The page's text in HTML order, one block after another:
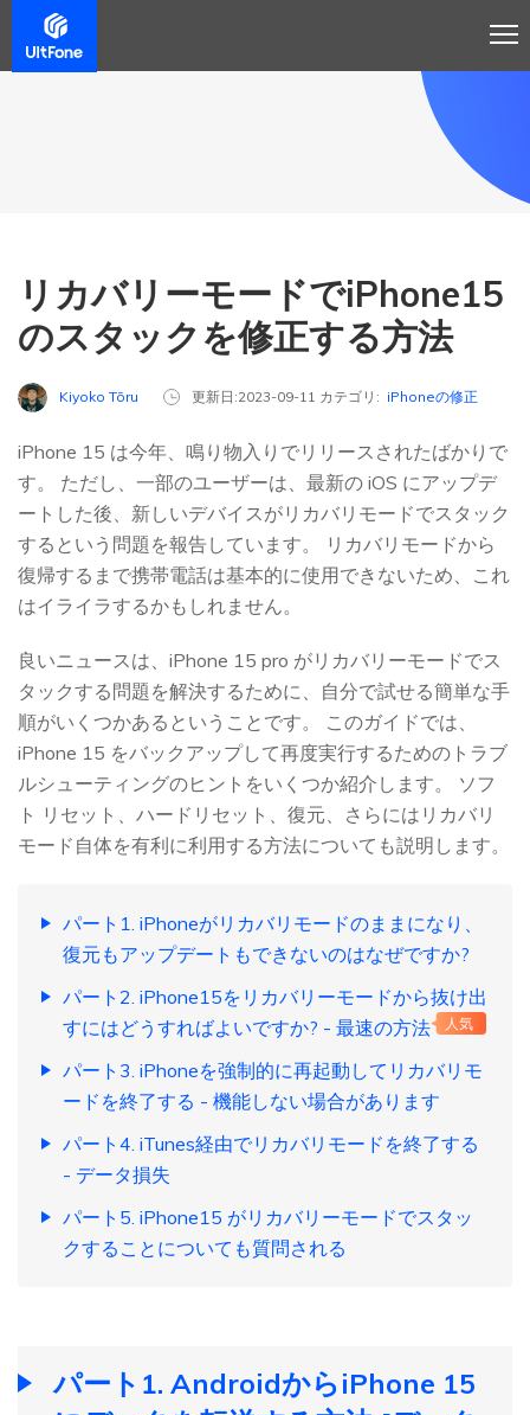
リカバリーモードでiPhone15
のスタックを修正する方法
Kiyoko Tōru 更新日:2023-09-11 カテゴリ: iPhoneの修正
iPhone 15 は今年、鳴り物入りでリリースされたばかりで
す。 ただし、一部のユーザーは、最新の iOS にアップデ
ートした後、新しいデバイスがリカバリモードでスタック
するという問題を報告しています。 リカバリモードから
復帰するまで携帯電話は基本的に使用できないため、これ
はイライラするかもしれません。
良いニュースは、iPhone 15 pro がリカバリーモードでス
タックする問題を解決するために、自分で試せる簡単な手
順がいくつかあるということです。 このガイドでは、
iPhone 15 をバックアップして再度実行するためのトラブ
ルシューティングのヒントをいくつか紹介します。 ソフ
ト リセット、ハードリセット、復元、さらにはリカバリ
モード自体を有利に利用する方法についても説明します。
パート1. iPhoneがリカバリモードのままになり、
復元もアップデートもできないのはなぜですか?
パート2. iPhone15をリカバリーモードから抜け出
すにはどうすればよいですか? - 最速の方法
人気
パート3. iPhoneを強制的に再起動してリカバリモ
ードを終了する - 機能しない場合があります
パート4. iTunes経由でリカバリモードを終了する
- データ損失
パート5. iPhone15 がリカバリーモードでスタッ
クすることについても質問される
パート1. AndroidからiPhone 15